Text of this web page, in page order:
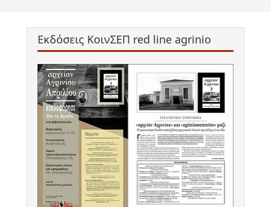
Εκδόσεις ΚοινΣΕΠ red line agrinio